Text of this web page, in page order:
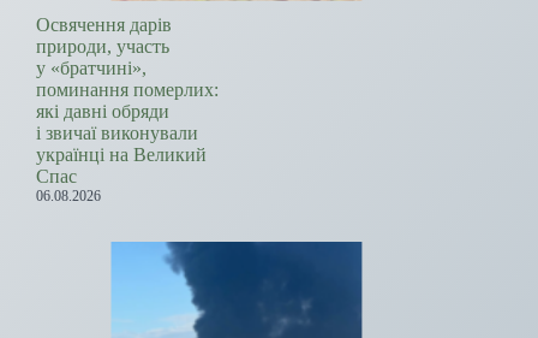
Освячення дарів
природи, участь
у «братчині»,
поминання померлих:
які давні обряди
і звичаї виконували
українці на Великий
Спас
06.08.2026